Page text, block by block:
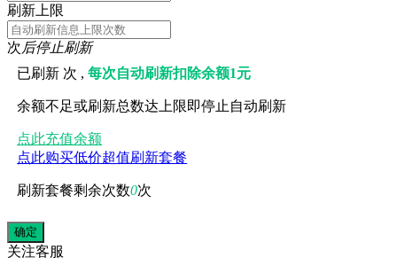
刷新上限
次后停止刷新
已刷新 次 ,每次自动刷新扣除余额1元
余额不足或刷新总数达上限即停止自动刷新
点此充值余额
点此购买低价超值刷新套餐
刷新套餐剩余次数0次
关注客服